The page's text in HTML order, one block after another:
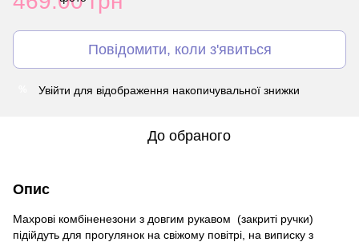
Повідомити, коли з'явиться
Увійти для відображення накопичувальної знижки
До обраного
Опис
Махрові комбіненезони з довгим рукавом (закриті ручки)
підійдуть для прогулянок на свіжому повітрі, на виписку з